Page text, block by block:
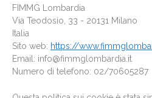
FIMMG Lombardia
Via Teodosio, 33 - 20131 Milano
Italia
Sito web: https://
Email: info@fimmglombardia.it
Numero di telefono: 02/70605287